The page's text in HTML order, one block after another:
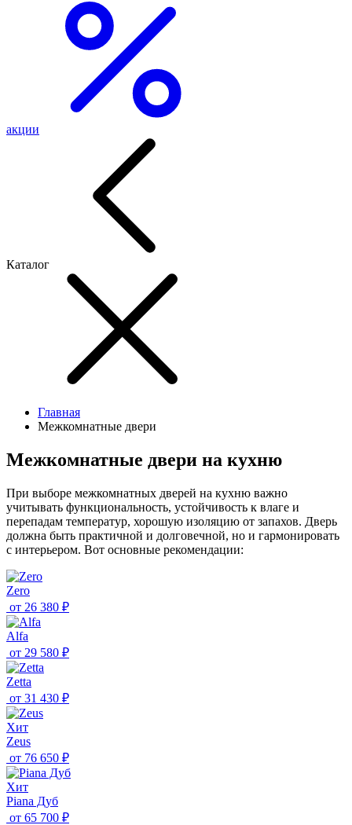
акции
Каталог
Главная
Межкомнатные двери
Межкомнатные двери на кухню
При выборе межкомнатных дверей на кухню важно
учитывать функциональность, устойчивость к влаге и
перепадам температур, хорошую изоляцию от запахов. Дверь
должна быть практичной и долговечной, но и гармонировать
с интерьером. Вот основные рекомендации:
Zero
от 26 380 ₽
Alfa
от 29 580 ₽
Zetta
от 31 430 ₽
Хит
Zeus
от 76 650 ₽
Хит
Piana Дуб
от 65 700 ₽